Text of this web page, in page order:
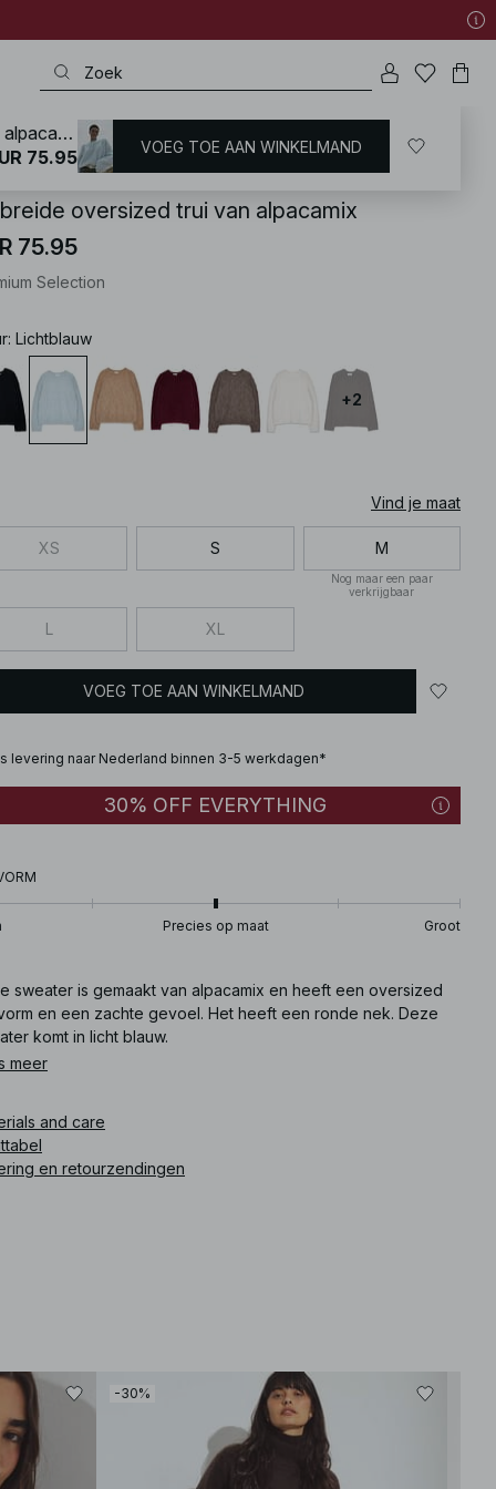
/ Hoogwaardige kwaliteit
oversized trui van alpacamix
75.95
Selection
: Lichtblauw
+2
Vind je maat
XS S M
Nog maar een paar
verkrijgbaar
L XL
VOEG TOE AAN WINKELMAND
levering naar Nederland binnen 3-5 werkdagen*
30% OFF EVERYTHING
Precies op maat Groot
sweater is gemaakt van alpacamix en heeft een oversized
en een zachte gevoel. Het heeft een ronde nek. Deze
komt in licht blauw.
meer
and care
en retourzendingen
-30%
Gebreide oversized trui van alpacamix
75.95
VOEG TOE AAN WINKELMAND